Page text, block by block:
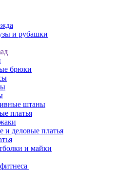
и рубашки
брюки
штаны
платья
и деловые платья
и майки